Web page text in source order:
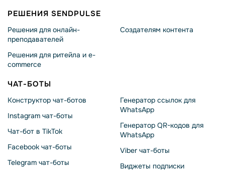
РЕШЕНИЯ SENDPULSE
Решения для онлайн-
преподавателей
Решения для ритейла и e-
commerce
Создателям контента
ЧАТ-БОТЫ
Конструктор чат-ботов
Instagram чат-боты
Чат-бот в TikTok
Facebook чат-боты
Telegram чат-боты
Генератор ссылок для
WhatsApp
Генератор QR-кодов для
WhatsApp
Viber чат-боты
Виджеты подписки